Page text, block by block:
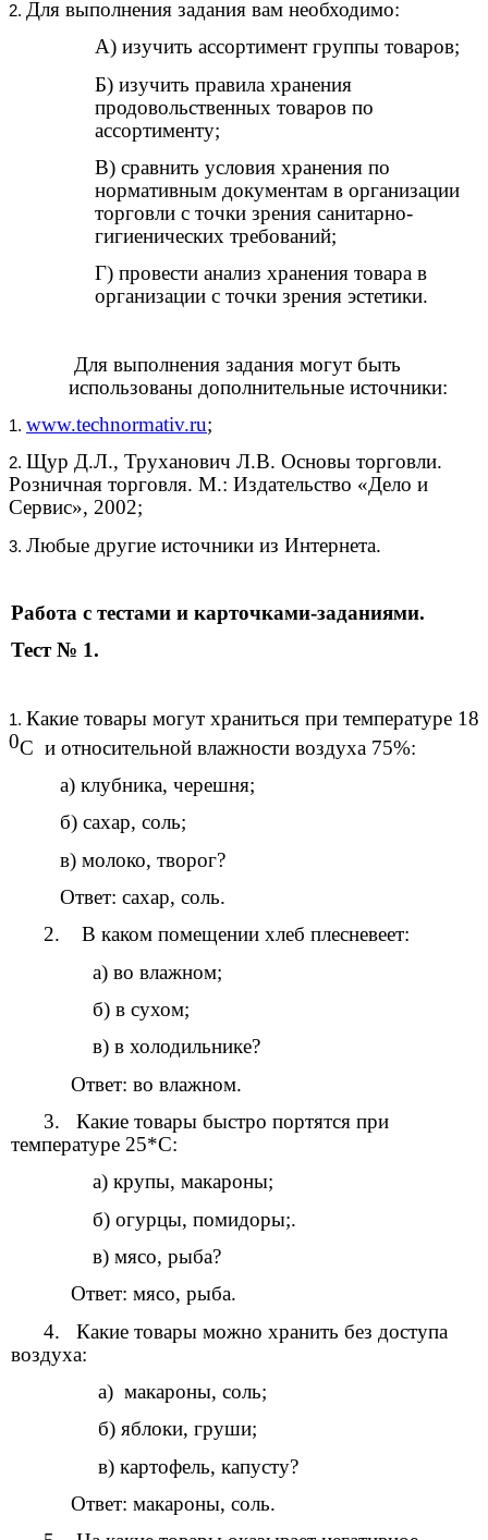
Для выполнения задания вам необходимо:
А) изучить ассортимент группы товаров;
Б) изучить правила хранения
продовольственных товаров по
ассортименту;
В) сравнить условия хранения по
нормативным документам в организации
торговли с точки зрения санитарно-
гигиенических требований;
Г) провести анализ хранения товара в
организации с точки зрения эстетики.
Для выполнения задания могут быть
использованы дополнительные источники:
www.technormativ.ru;
Щур Д.Л., Труханович Л.В. Основы торговли.
Розничная торговля. М.: Издательство «Дело и
Сервис», 2002;
Любые другие источники из Интернета.
Работа с тестами и карточками-заданиями.
Тест № 1.
Какие товары могут храниться при температуре 18
0С и относительной влажности воздуха 75%:
а) клубника, черешня;
б) сахар, соль;
в) молоко, творог?
Ответ: сахар, соль.
2. В каком помещении хлеб плесневеет:
а) во влажном;
б) в сухом;
в) в холодильнике?
Ответ: во влажном.
3. Какие товары быстро портятся при
температуре 25*С:
а) крупы, макароны;
б) огурцы, помидоры;.
в) мясо, рыба?
Ответ: мясо, рыба.
4. Какие товары можно хранить без доступа
воздуха:
а) макароны, соль;
б) яблоки, груши;
в) картофель, капусту?
Ответ: макароны, соль.